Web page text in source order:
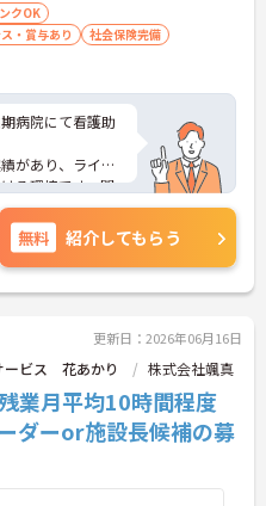
クOK
・賞与あり
社会保険完備
病院にて看護助
があり、ライフ
る環境です。閑
が点在する中に
す☆
ントなど、さら
ご相談くださ
無料 紹介してもらう
更新日：2026年06月16日
ービス 花あかり 株式会社颯真
業月平均10時間程度
ダーor施設長候補の募